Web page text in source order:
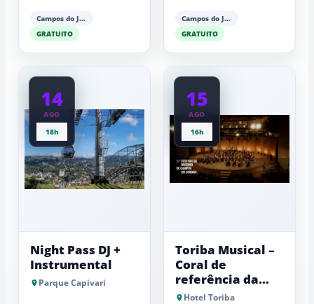
Campos do Jordão
GRATUITO
Campos do Jordão
GRATUITO
14
AGO
18h
Night Pass DJ +
Instrumental
Parque Capivari
15
AGO
16h
Toriba Musical –
Coral de
referência da
Fundação Lia
Hotel Toriba